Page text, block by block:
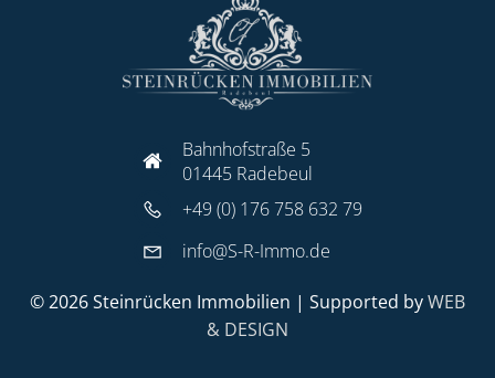
Bahnhofstraße 5
01445 Radebeul
+49 (0) 176 758 632 79
info@S-R-Immo.de
© 2026 Steinrücken Immobilien | Supported byWEB
& DESIGN